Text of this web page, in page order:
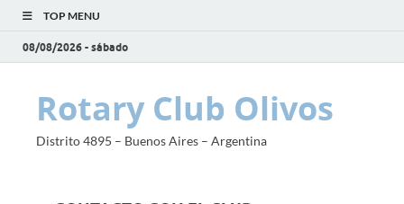
TOP MENU
08/08/2026 - sábado
Rotary Club Olivos
Distrito 4895 – Buenos Aires – Argentina